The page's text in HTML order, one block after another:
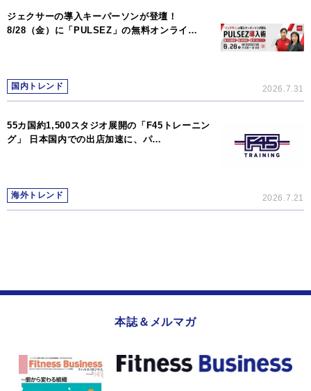
ジェクサーの導入キーパーソンが登壇！
8/28（金）に「PULSEZ」の無料オンライ…
国内トレンド 2026.7.31
55カ国約1,500スタジオ展開の「F45トレーニン
グ」 日本国内での出店加速に、パ…
海外トレンド 2026.7.21
本誌＆メルマガ